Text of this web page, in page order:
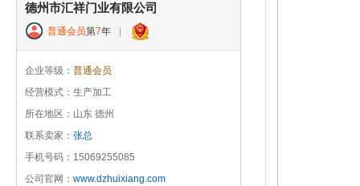
德州市汇祥门业有限公司
普通会员第7年
企业等级： 普通会员
经营模式：生产加工
所在地区：山东 德州
联系卖家： 张总
手机号码：15069255085
公司官网： www.dzhuixiang.com